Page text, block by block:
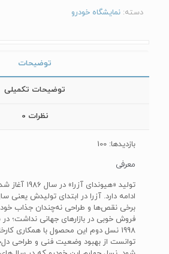
دسته: نمایشگاه خودرو
توضیحات
توضیحات تکمیلی
نظرات 0
بازدیدها: 100
معرفی
تولید «هیوندای
برخی نقص‌ها و طراحی نه‌چندان جذاب
1998 نسل دوم این محصول با همکاری
توانست از بهبود وضعیت فنی و طراحی